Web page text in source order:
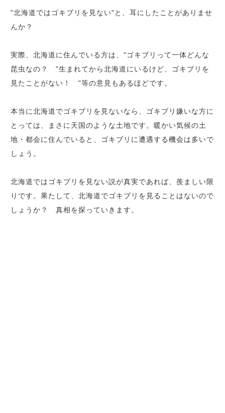
"北海道ではゴキブリを見ない"と、耳にしたことがありませ
んか？
実際、北海道に住んでいる方は、"ゴキブリって一体どんな
昆虫なの？ "生まれてから北海道にいるけど、ゴキブリを
見たことがない！ "等の意見もあるほどです。
本当に北海道でゴキブリを見ないなら、ゴキブリ嫌いな方に
とっては、まさに天国のような土地です。暖かい気候の土
地・都会に住んでいると、ゴキブリに遭遇する機会は多いで
しょう。
北海道ではゴキブリを見ない説が真実であれば、羨ましい限
りです。果たして、北海道でゴキブリを見ることはないので
しょうか？ 真相を探っていきます。